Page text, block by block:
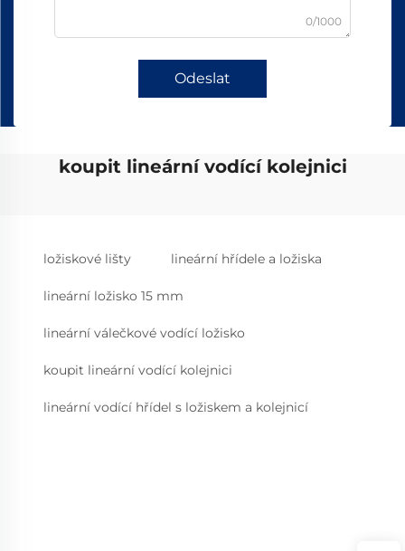
0/1000
Odeslat
koupit lineární vodící kolejnici
ložiskové lišty lineární hřídele a ložiska
lineární ložisko 15 mm
lineární válečkové vodící ložisko
koupit lineární vodící kolejnici
lineární vodící hřídel s ložiskem a kolejnicí